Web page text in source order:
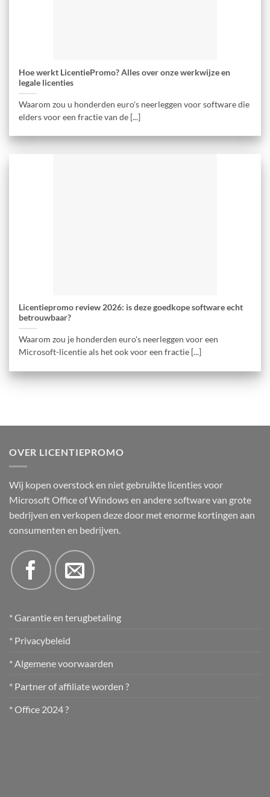
Hoe werkt LicentiePromo? Alles over onze werkwijze en
legale licenties
Waarom zou u honderden euro's neerleggen voor software die
elders voor een fractie van de [...]
Licentiepromo review 2026: is deze goedkope software echt
betrouwbaar?
Waarom zou je honderden euro's neerleggen voor een
Microsoft-licentie als het ook voor een fractie [...]
OVER LICENTIEPROMO
Wij kopen overstock en niet gebruikte licenties voor
Microsoft Office of Windows en andere software van grote
bedrijven en verkopen deze door met enorme kortingen aan
consumenten en bedrijven.
* Garantie en terugbetaling
* Privacybeleid
* Algemene voorwaarden
* Partner of affiliate worden ?
* Office 2024 ?